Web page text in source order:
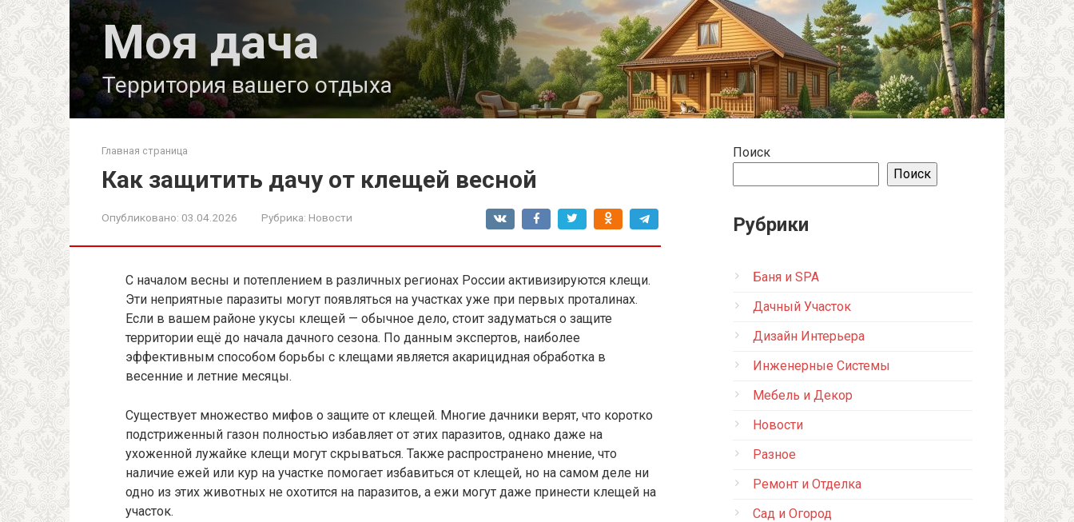
Моя дача
Территория вашего отдыха
Главная страница
Как защитить дачу от клещей весной
Опубликовано: 03.04.2026 Рубрика: Новости
С началом весны и потеплением в различных регионах России активизируются клещи.
Эти неприятные паразиты могут появляться на участках уже при первых проталинах.
Если в вашем районе укусы клещей — обычное дело, стоит задуматься о защите
территории ещё до начала дачного сезона. По данным экспертов, наиболее
эффективным способом борьбы с клещами является акарицидная обработка в
весенние и летние месяцы.
Существует множество мифов о защите от клещей. Многие дачники верят, что коротко
подстриженный газон полностью избавляет от этих паразитов, однако даже на
ухоженной лужайке клещи могут скрываться. Также распространено мнение, что
наличие ежей или кур на участке помогает избавиться от клещей, но на самом деле ни
одно из этих животных не охотится на паразитов, а ежи могут даже принести клещей на
участок.
Поиск
Поиск
Рубрики
Баня и SPA
Дачный Участок
Дизайн Интерьера
Инженерные Системы
Мебель и Декор
Новости
Разное
Ремонт и Отделка
Сад и Огород